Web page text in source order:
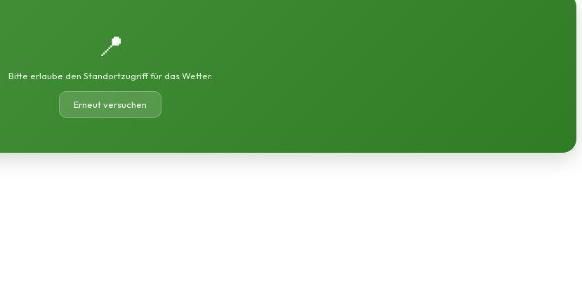
📍
Bitte erlaube den Standortzugriff für das Wetter.
Erneut versuchen